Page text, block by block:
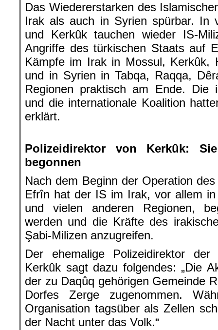
Das Wiedererstarken des
Irak als auch in Syrien spürbar. In
und Kerkûk tauchen wieder IS-
Angriffe des türkischen Staats auf
Kämpfe im Irak in Mossul, Kerkûk,
und in Syrien in Tabqa, Raqqa,
Regionen praktisch am Ende. Die
und die internationale Koalition
erklärt.
Polizeidirektor von Kerkûk:
begonnen
Nach dem Beginn der Operation
Efrîn hat der IS im Irak, vor allem
und vielen anderen Regionen,
werden und die Kräfte des
Şabi-Milizen anzugreifen.
Der ehemalige Polizeidirektor
Kerkûk sagt dazu folgendes: „Die
der zu Daqûq gehörigen Gemeinde
Dorfes Zerge zugenommen.
Organisation tagsüber als Zellen
der Nacht unter das Volk.“